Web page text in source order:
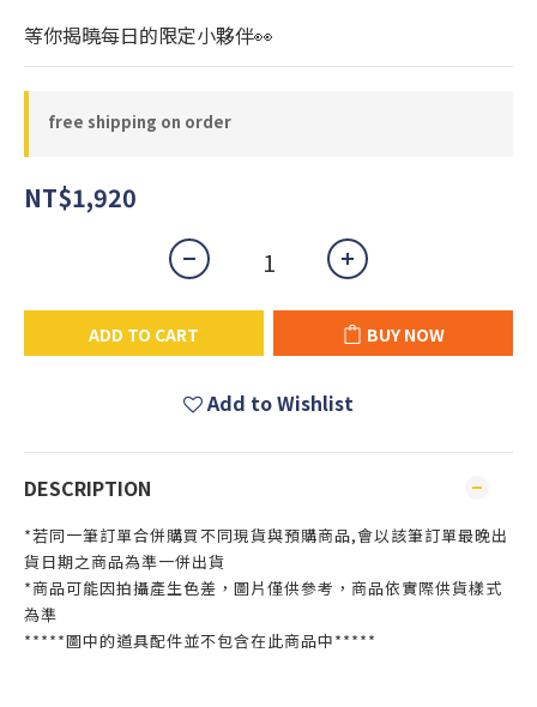
等你揭曉每日的限定小夥伴👀
free shipping on order
NT$1,920
ADD TO CART BUY NOW
Add to Wishlist
DESCRIPTION
*若同一筆訂單合併購買不同現貨與預購商品,會以該筆訂單最晚出
貨日期之商品為準一併出貨
*商品可能因拍攝產生色差，圖片僅供參考，商品依實際供貨樣式
為準
*****圖中的道具配件並不包含在此商品中*****